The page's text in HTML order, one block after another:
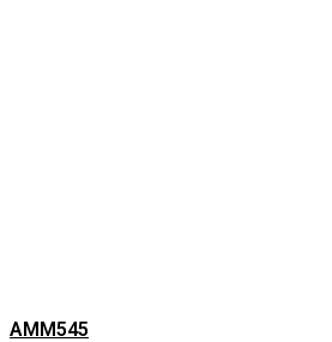
AMM545